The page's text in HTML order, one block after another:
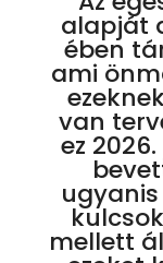
alapját
ében
ami
van
ez
mellett